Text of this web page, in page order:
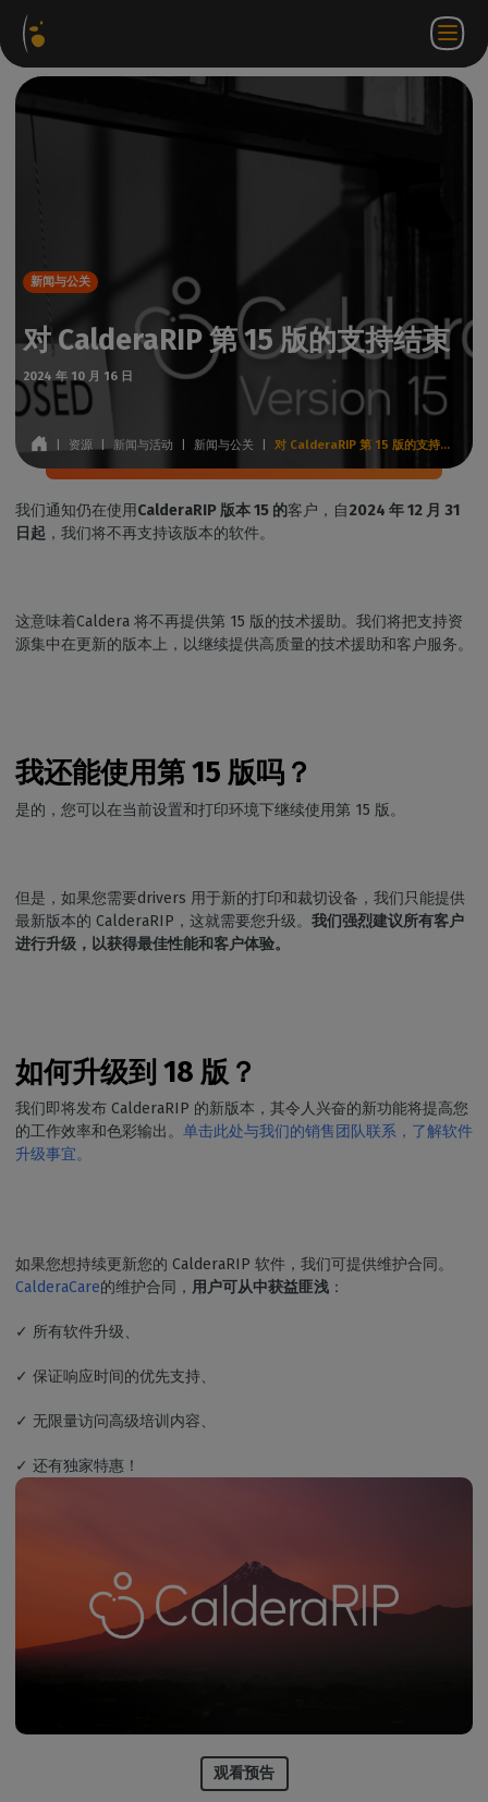
ZH
新闻与公关
对 CalderaRIP 第 15 版的支持结束
2024 年 10 月 16 日
资源 新闻与活动 新闻与公关 对 CalderaRIP 第 15 版的支持结束
我们通知仍在使用CalderaRIP 版本 15 的客户，自2024 年 12 月 31
日起 ，我们将不再支持该版本的软件。
这意味着Caldera 将不再提供第 15 版的技术援助。我们将把支持资
源集中在更新的版本上，以继续提供高质量的技术援助和客户服务。
我还能使用第 15 版吗？
是的，您可以在当前设置和打印环境下继续使用第 15 版。
但是，如果您需要drivers 用于新的打印和裁切设备，我们只能提供
最新版本的 CalderaRIP，这就需要您升级。 我们强烈建议所有客户
进行升级，以获得最佳性能和客户体验。
如何升级到 18 版？
我们即将发布 CalderaRIP 的新版本，其令人兴奋的新功能将提高您
的工作效率和色彩输出。 单击此处与我们的销售团队联系，了解软件
升级事宜。
如果您想持续更新您的 CalderaRIP 软件，我们可提供维护合同。
CalderaCare的维护合同， 用户可从中获益匪浅 ：
✓ 所有软件升级、
✓ 保证响应时间的优先支持、
✓ 无限量访问高级培训内容、
✓ 还有独家特惠！
观看预告